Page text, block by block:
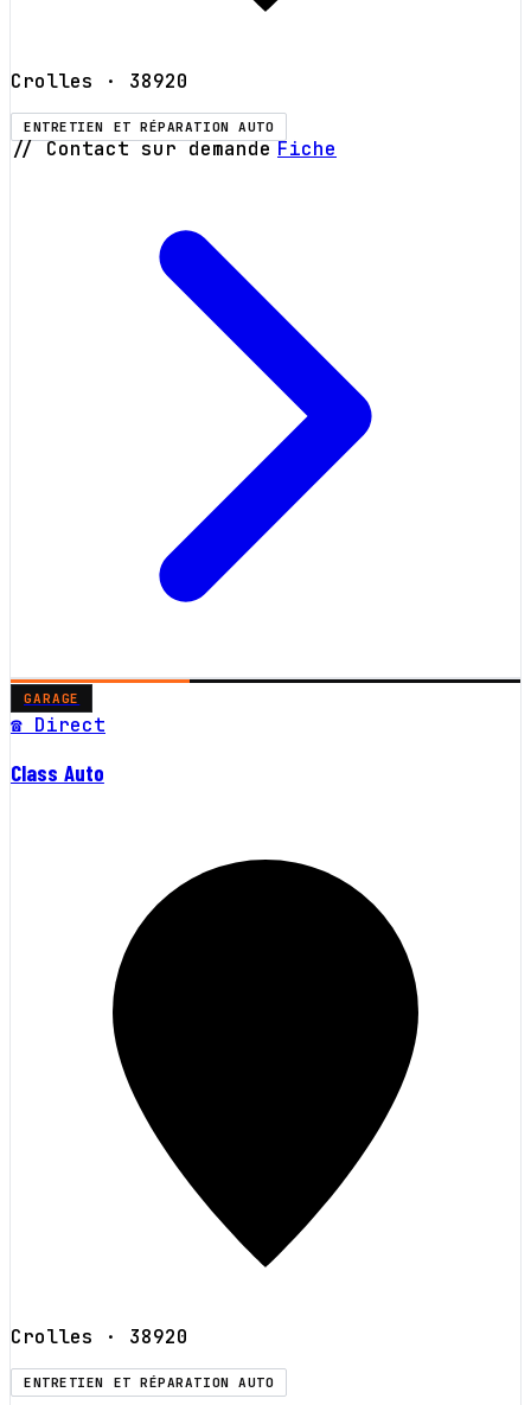
Crolles · 38920
ENTRETIEN ET RÉPARATION AUTO
// Contact sur demande Fiche
GARAGE
☎ Direct
Class Auto
Crolles · 38920
ENTRETIEN ET RÉPARATION AUTO